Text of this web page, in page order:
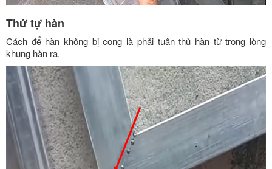
Thứ tự hàn
Cách để hàn không bị cong là phải tuân thủ hàn từ trong lòng
khung hàn ra.